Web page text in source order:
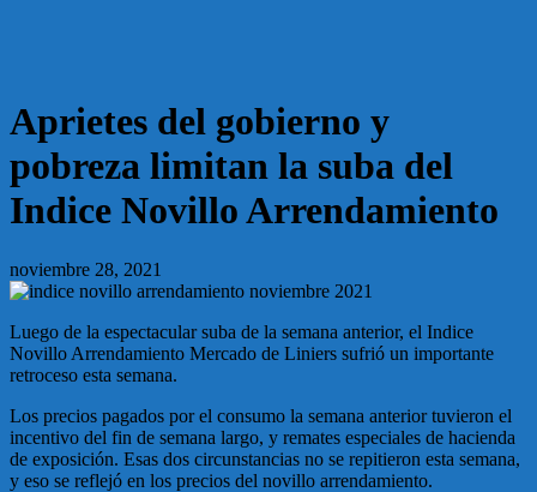
Aprietes del gobierno y
pobreza limitan la suba del
Indice Novillo Arrendamiento
noviembre 28, 2021
Luego de la espectacular suba de la semana anterior, el Indice
Novillo Arrendamiento Mercado de Liniers sufrió un importante
retroceso esta semana.
Los precios pagados por el consumo la semana anterior tuvieron el
incentivo del fin de semana largo, y remates especiales de hacienda
de exposición. Esas dos circunstancias no se repitieron esta semana,
y eso se reflejó en los precios del novillo arrendamiento.